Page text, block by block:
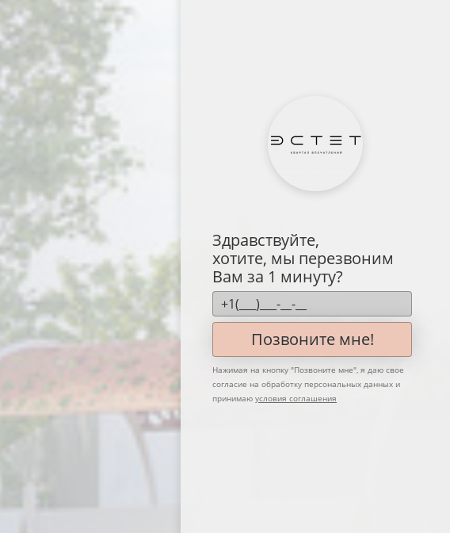
Здравствуйте,
хотите, мы перезвоним
Вам за 1 минуту?
Позвоните мне!
Нажимая на кнопку "Позвоните мне", я даю свое
согласие на обработку персональных данных и
принимаю условия соглашения